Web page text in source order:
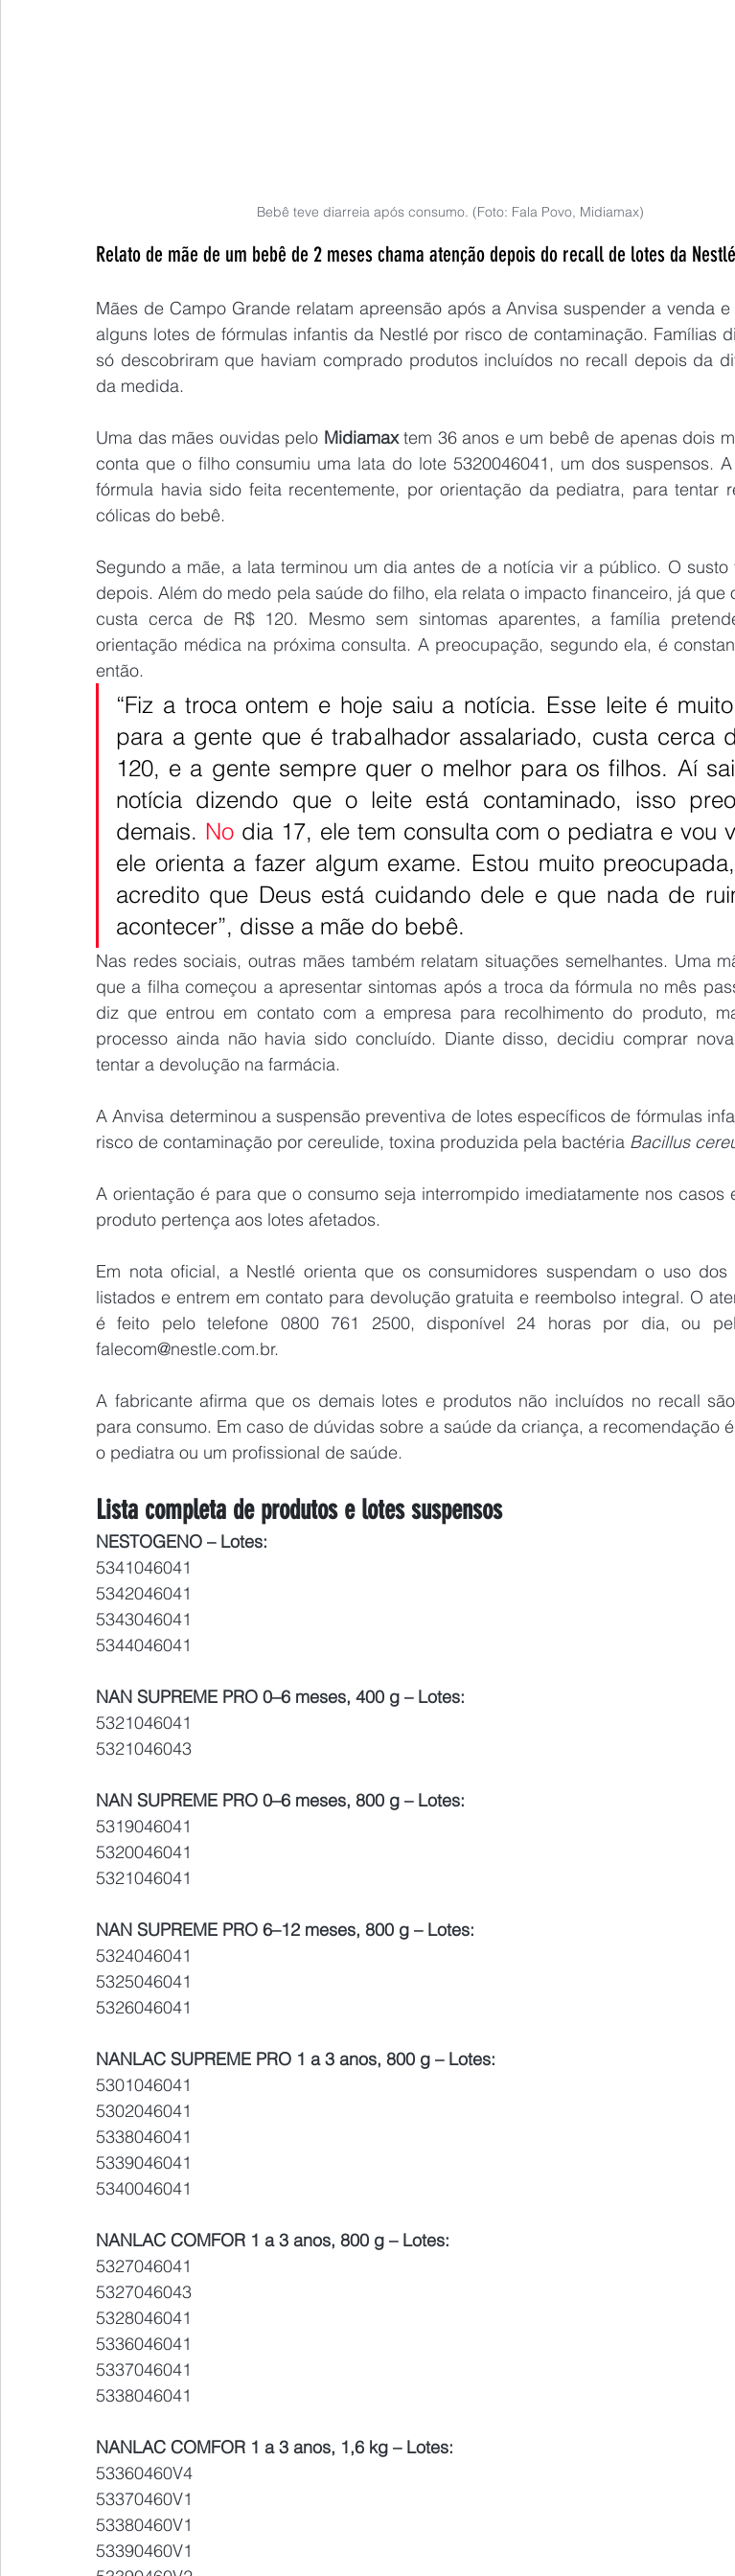
Bebê teve diarreia após consumo. (Foto: Fala Povo, Midiamax)
Relato de mãe de um bebê de 2 meses chama atenção depois do recall de lotes da Nestlé
Mães de Campo Grande relatam apreensão após a Anvisa suspender a venda
alguns lotes de fórmulas infantis da Nestlé por risco de contaminação. Famílias
só descobriram que haviam comprado produtos incluídos no recall depois da
da medida.
Uma das mães ouvidas pelo Midiamax tem 36 anos e um bebê de apenas dois
conta que o filho consumiu uma lata do lote 5320046041, um dos suspensos.
fórmula havia sido feita recentemente, por orientação da pediatra, para tentar
cólicas do bebê.
Segundo a mãe, a lata terminou um dia antes de a notícia vir a público. O susto
depois. Além do medo pela saúde do filho, ela relata o impacto financeiro, já que
custa cerca de R$ 120. Mesmo sem sintomas aparentes, a família
orientação médica na próxima consulta. A preocupação, segundo ela, é
então.
“Fiz a troca ontem e hoje saiu a notícia. Esse leite é
para a gente que é trabalhador assalariado, custa cerca
120, e a gente sempre quer o melhor para os filhos. Aí
notícia dizendo que o leite está contaminado, isso
demais. No dia 17, ele tem consulta com o pediatra e vou
ele orienta a fazer algum exame. Estou muito
acredito que Deus está cuidando dele e que nada de
acontecer”, disse a mãe do bebê.
Nas redes sociais, outras mães também relatam situações semelhantes. Uma
que a filha começou a apresentar sintomas após a troca da fórmula no mês
diz que entrou em contato com a empresa para recolhimento do produto,
processo ainda não havia sido concluído. Diante disso, decidiu comprar
tentar a devolução na farmácia.
A Anvisa determinou a suspensão preventiva de lotes específicos de fórmulas
risco de contaminação por cereulide, toxina produzida pela bactéria Bacillus
A orientação é para que o consumo seja interrompido imediatamente nos casos
produto pertença aos lotes afetados.
Em nota oficial, a Nestlé orienta que os consumidores suspendam o uso dos
listados e entrem em contato para devolução gratuita e reembolso integral. O
falecom@nestle.com.br.
A fabricante afirma que os demais lotes e produtos não incluídos no recall
para consumo. Em caso de dúvidas sobre a saúde da criança, a recomendação
o pediatra ou um profissional de saúde.
Lista completa de produtos e lotes suspensos
NESTOGENO – Lotes:
5341046041
5342046041
5343046041
5344046041
NAN SUPREME PRO 0–6 meses, 400 g – Lotes:
5321046041
5321046043
NAN SUPREME PRO 0–6 meses, 800 g – Lotes:
5319046041
5320046041
5321046041
NAN SUPREME PRO 6–12 meses, 800 g – Lotes:
5324046041
5325046041
5326046041
NANLAC SUPREME PRO 1 a 3 anos, 800 g – Lotes:
5301046041
5302046041
5338046041
5339046041
5340046041
NANLAC COMFOR 1 a 3 anos, 800 g – Lotes:
5327046041
5327046043
5328046041
5336046041
5337046041
5338046041
NANLAC COMFOR 1 a 3 anos, 1,6 kg – Lotes:
53360460V4
53370460V1
53380460V1
53390460V1